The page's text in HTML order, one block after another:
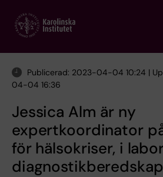
main
Publicerad: 2023-04-04 10:24 |
04-04 16:36
Jessica Alm är ny
expertkoordinator
för hälsokriser, i
diagnostikberedskap